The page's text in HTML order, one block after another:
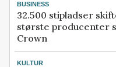
BUSINESS
32.500 stipladser
største producenter
Crown
KULTUR